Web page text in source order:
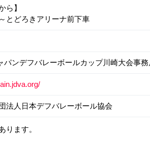
ら】
とどろきアリーナ前下車
パンデフバレーボールカップ川崎大会事務
法人日本デフバレーボール協会
ります。